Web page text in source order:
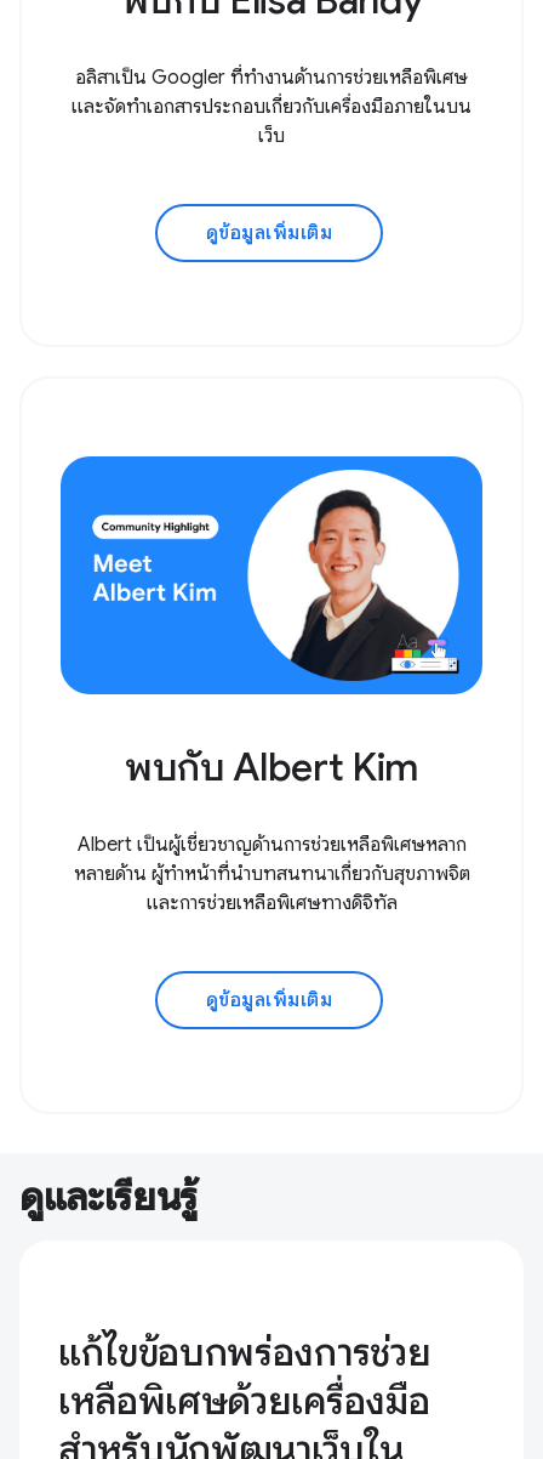
อลิสาเป็น Googler ที่ทำงานด้านการช่วยเหลือพิเศษ
และจัดทำเอกสารประกอบเกี่ยวกับเครื่องมือภายในบน
เว็บ
ดูข้อมูลเพิ่มเติม
พบกับ Albert Kim
Albert เป็นผู้เชี่ยวชาญด้านการช่วยเหลือพิเศษหลาก
หลายด้าน ผู้ทำหน้าที่นำบทสนทนาเกี่ยวกับสุขภาพจิต
และการช่วยเหลือพิเศษทางดิจิทัล
ดูข้อมูลเพิ่มเติม
ดูและเรียนรู้
แก้ไขข้อบกพร่องการช่วย
เหลือพิเศษด้วยเครื่องมือ
สำหรับนักพัฒนาเว็บใน